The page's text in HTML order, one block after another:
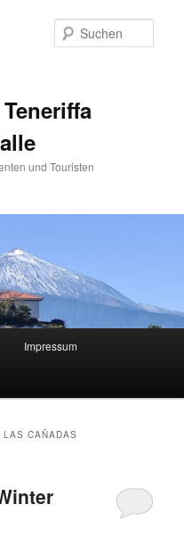
und Touristen
Impressum
CAÑADAS